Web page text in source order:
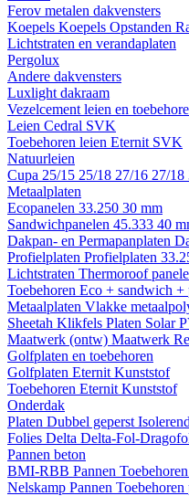
Ferov metalen dakvensters
Koepels Koepels Opstanden
Lichtstraten en verandaplaten
Pergolux
Andere dakvensters
Luxlight dakraam
Vezelcement leien en
Leien Cedral SVK
Toebehoren leien Eternit SVK
Natuurleien
Cupa 25/15 25/18 27/16 27/18
Metaalplaten
Ecopanelen 33.250 30 mm
Sandwichpanelen 45.333 40
Dakpan- en Permapanplaten
Profielplaten Profielplaten
Lichtstraten Thermoroof
Toebehoren Eco + sandwich +
Metaalplaten Vlakke
Sheetah Klikfels Platen Solar
Maatwerk (ontw) Maatwerk
Golfplaten en toebehoren
Golfplaten Eternit Kunststof
Toebehoren Eternit Kunststof
Onderdak
Platen Dubbel geperst
Folies Delta Delta-Fol-
Pannen beton
BMI-RBB Pannen
Nelskamp Pannen Toebehoren